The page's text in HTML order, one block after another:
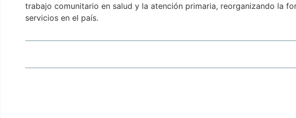
trabajo comunitario en salud y la atención primaria, reorganizando la
servicios en el país.